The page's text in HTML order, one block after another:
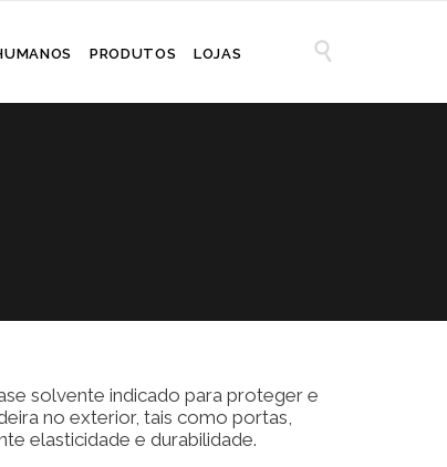
PRODUTOS LOJAS 
solvente indicado para proteger e
no exterior, tais como portas,
elasticidade e durabilidade.